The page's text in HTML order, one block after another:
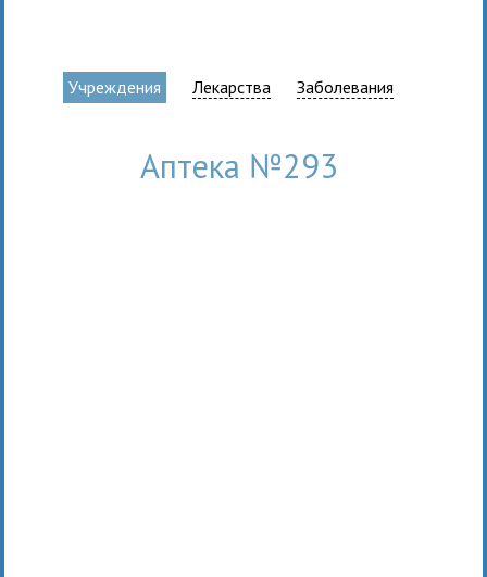
Учреждения Лекарства Заболевания
Аптека №293